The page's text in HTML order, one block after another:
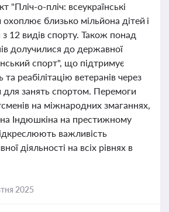
"Пліч-о-пліч: всеукраїнські
охоплює близько мільйона дітей і
12 видів спорту. Також понад
долучилися до державної
спорт", що підтримує
та реабілітацію ветеранів через
для занять спортом. Перемоги
на міжнародних змаганнях,
Індюшкіна на престижному
важливість
діяльності на всіх рівнях в
2025